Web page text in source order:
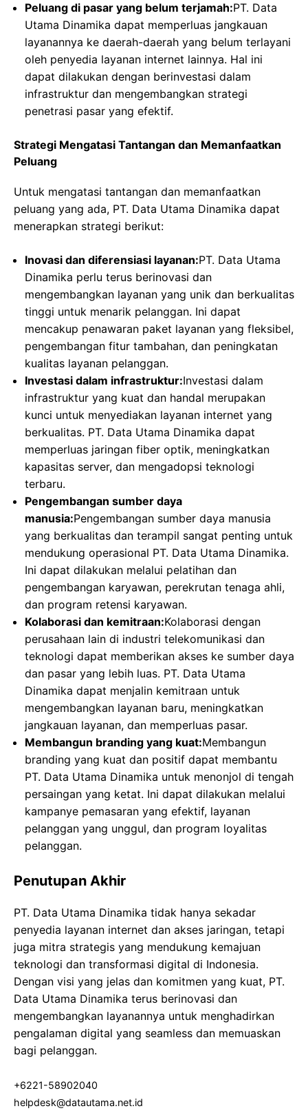
Peluang di pasar yang belum terjamah:PT. Data
Utama Dinamika dapat memperluas jangkauan
layanannya ke daerah-daerah yang belum terlayani
oleh penyedia layanan internet lainnya. Hal ini
dapat dilakukan dengan berinvestasi dalam
infrastruktur dan mengembangkan strategi
penetrasi pasar yang efektif.
Strategi Mengatasi Tantangan dan Memanfaatkan
Peluang
Untuk mengatasi tantangan dan memanfaatkan
peluang yang ada, PT. Data Utama Dinamika dapat
menerapkan strategi berikut:
Inovasi dan diferensiasi layanan:PT. Data Utama
Dinamika perlu terus berinovasi dan
mengembangkan layanan yang unik dan berkualitas
tinggi untuk menarik pelanggan. Ini dapat
mencakup penawaran paket layanan yang fleksibel,
pengembangan fitur tambahan, dan peningkatan
kualitas layanan pelanggan.
Investasi dalam infrastruktur:Investasi dalam
infrastruktur yang kuat dan handal merupakan
kunci untuk menyediakan layanan internet yang
berkualitas. PT. Data Utama Dinamika dapat
memperluas jaringan fiber optik, meningkatkan
kapasitas server, dan mengadopsi teknologi
terbaru.
Pengembangan sumber daya
manusia:Pengembangan sumber daya manusia
yang berkualitas dan terampil sangat penting untuk
mendukung operasional PT. Data Utama Dinamika.
Ini dapat dilakukan melalui pelatihan dan
pengembangan karyawan, perekrutan tenaga ahli,
dan program retensi karyawan.
Kolaborasi dan kemitraan:Kolaborasi dengan
perusahaan lain di industri telekomunikasi dan
teknologi dapat memberikan akses ke sumber daya
dan pasar yang lebih luas. PT. Data Utama
Dinamika dapat menjalin kemitraan untuk
mengembangkan layanan baru, meningkatkan
jangkauan layanan, dan memperluas pasar.
Membangun branding yang kuat:Membangun
branding yang kuat dan positif dapat membantu
PT. Data Utama Dinamika untuk menonjol di tengah
persaingan yang ketat. Ini dapat dilakukan melalui
kampanye pemasaran yang efektif, layanan
pelanggan yang unggul, dan program loyalitas
pelanggan.
Penutupan Akhir
PT. Data Utama Dinamika tidak hanya sekadar
penyedia layanan internet dan akses jaringan, tetapi
juga mitra strategis yang mendukung kemajuan
teknologi dan transformasi digital di Indonesia.
Dengan visi yang jelas dan komitmen yang kuat, PT.
Data Utama Dinamika terus berinovasi dan
mengembangkan layanannya untuk menghadirkan
pengalaman digital yang seamless dan memuaskan
bagi pelanggan.
+6221-58902040
helpdesk@datautama.net.id